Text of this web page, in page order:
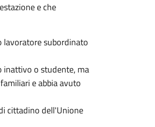
e che
lavoratore subordinato
inattivo o studente, ma
e abbia avuto
cittadino dell'Unione